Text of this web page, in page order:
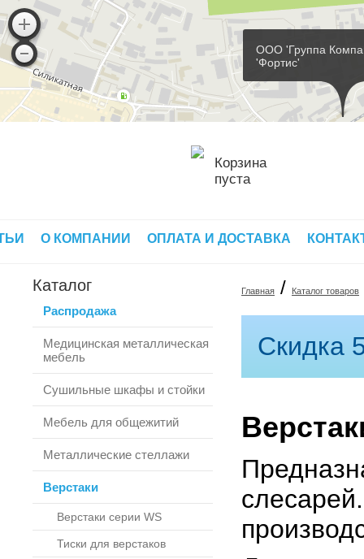
ООО 'Группа
'Фортис'
Корзина
пуста
О КОМПАНИИ ОПЛАТА И ДОСТАВКА
Каталог
Распродажа
Медицинская металлическая
мебель
Сушильные шкафы и стойки
Мебель для общежитий
Металлические стеллажи
Верстаки
Верстаки серии WS
Тиски для верстаков
Главная / Каталог товаров
Скидка